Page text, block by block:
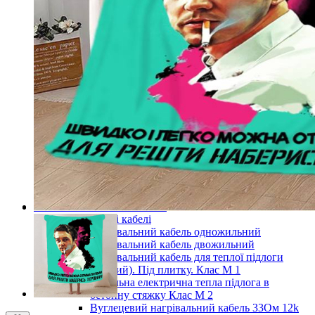
Готові комплекти теплої інфрачервоної плівкової
підлоги
Комплекти для монтажу теплої підлоги
Monocrystal під будь-які покриття
Комплекти для монтажу теплої підлоги
Monocrystal під плитку
Комплекти для монтажу теплої підлоги
Monocrystal (з терморегулятором) під будь-які
Комплекти для монтажу теплої підлоги
Monocrystal (з терморегулятором) під плитку
Терморегулятори для теплої підлоги
Комплектуючі для монтажу теплої електричної
підлоги
Показати усі Інфрачервона електрична плівкова тепла
підлога
Кабельні системи опалення
Нагрівальні кабелі
Нагрівальний кабель одножильний
Нагрівальний кабель двожильний
Нагрівальний кабель для теплої підлоги
(тонкий). Під плитку. Клас М 1
Кабельна електрична тепла підлога в
бетонну стяжку Клас М 2
Вуглецевий нагрівальний кабель 33Ом 12k